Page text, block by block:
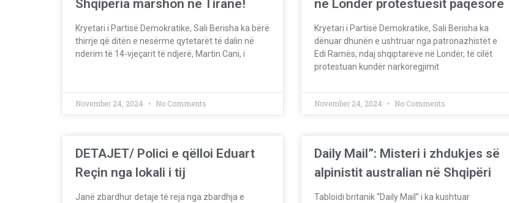
Shqipëria marshon në Tiranë!
Kryetari i Partisë Demokratike, Sali Berisha ka bërë
thirrje që ditën e nesërme qytetarët të dalin në
nderim të 14-vjeçarit të ndjerë, Martin Cani, i
November 24, 2024 No Comments
në Londër protestuesit paqësorë
Kryetari i Partisë Demokratike, Sali Berisha ka
dënuar dhunën e ushtruar nga patronazhistët e
Edi Ramës, ndaj shqiptarëve në Londër, të cilët
protestuan kundër narkoregjimit
November 24, 2024 No Comments
DETAJET/ Polici e qëlloi Eduart
Reçin nga lokali i tij
Janë zbardhur detaje të reja nga zbardhja e
Daily Mail”: Misteri i zhdukjes së
alpinistit australian në Shqipëri
Tabloidi britanik “Daily Mail” i ka kushtuar